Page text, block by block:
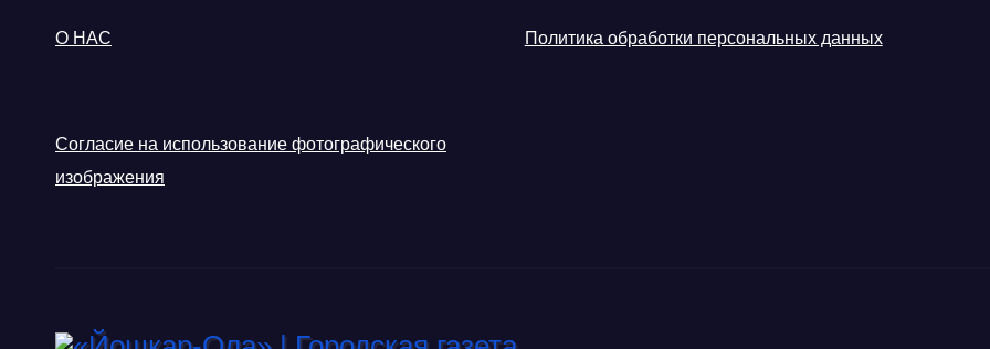
О НАС Политика обработки персональных данных
Согласие на использование фотографического
изображения